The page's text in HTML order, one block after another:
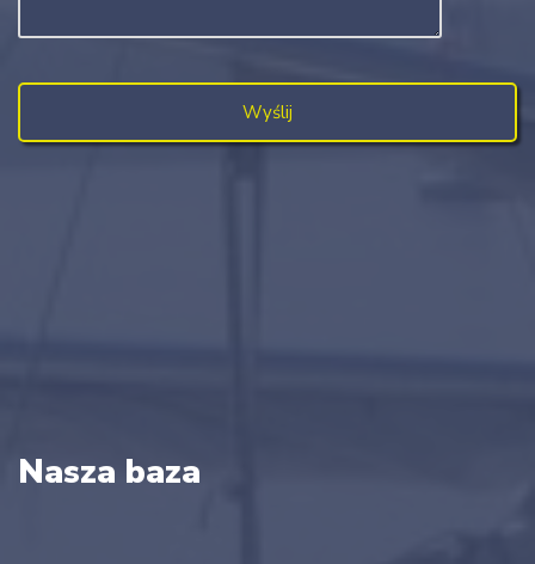
Nasza baza